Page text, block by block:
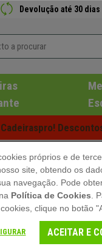
Devolução até 30 dias
próprios e de
site, obtendo os
navegação. Pode
Política de Cookies .
cookies, clique no botão
ACEITAR E